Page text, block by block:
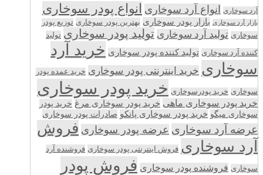
آرد سوخاری انواع آرد سوخاری انواع پودر سوخاری
بازار آرد سوخاری بازار پودر سوخاری بهترین پودر سوخاری توزیع پودر
سوخاری تولید آرد سوخاری تولید پودر سوخاری تولید
کننده آرد سوخاری تولید کننده پودر سوخاری خرید آرد
سوخاری خرید اینترنتی پودر سوخاری خرید عمده پودر
سوخاری خرید پودرسوخاری خرید پودر سوخاری
خرید پودر سوخاری ماهی خرید پودر سوخاری مرغ خرید پودر
سوخاری میگو خرید پودر سوخاری پانکو صادرات پودر سوخاری
عرضه آرد سوخاری عرضه پودر سوخاری فروش
آرد سوخاری فروش اینترنتی پودر سوخاری فروشنده آرد
سوخاری فروشنده پودر سوخاری فروش پودر